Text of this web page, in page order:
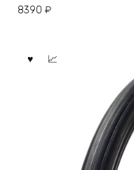
8390 ₽